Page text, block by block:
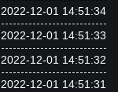
2022-12-01 14:51:34
2022-12-01 14:51:33
2022-12-01 14:51:32
2022-12-01 14:51:31